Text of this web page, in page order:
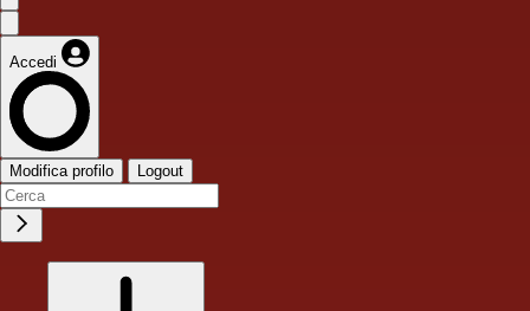
Accedi
Modifica profilo Logout